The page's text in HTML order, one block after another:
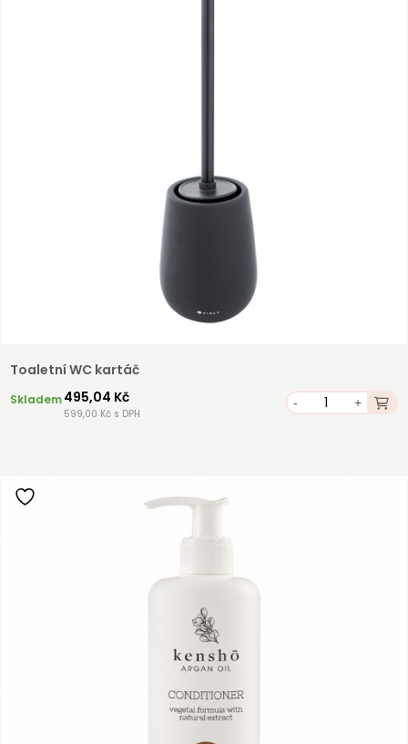
Toaletní WC kartáč
Skladem495,04 Kč
599,00 Kč s DPH
- +